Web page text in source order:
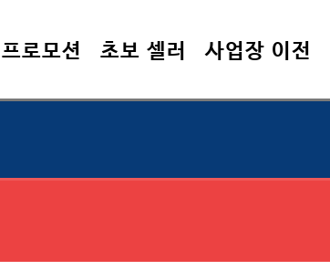
로모션 초보 셀러 사업장 이전